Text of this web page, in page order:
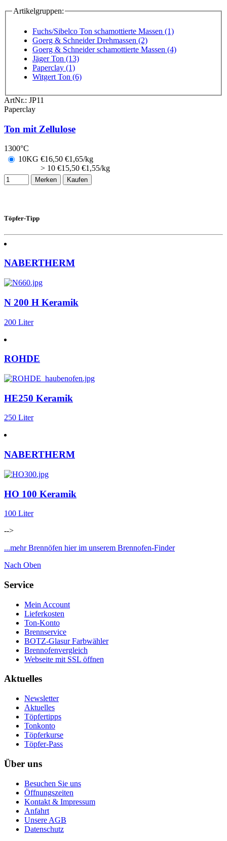
Artikelgruppen:
Fuchs/Sibelco Ton schamottierte Massen (1)
Goerg & Schneider Drehmassen (2)
Goerg & Schneider schamottierte Massen (4)
Jäger Ton (13)
Paperclay (1)
Witgert Ton (6)
ArtNr.: JP11
Paperclay
Ton mit Zellulose
1300°C
10KG €16,50 €1,65/kg
> 10 €15,50 €1,55/kg
Merken Kaufen
Töpfer-Tipp
NABERTHERM
N 200 H Keramik
200 Liter
ROHDE
HE250 Keramik
250 Liter
NABERTHERM
HO 100 Keramik
100 Liter
-->
...mehr Brennöfen hier im unserem Brennofen-Finder
Nach Oben
Service
Mein Account
Lieferkosten
Ton-Konto
Brennservice
BOTZ-Glasur Farbwähler
Brennofenvergleich
Webseite mit SSL öffnen
Aktuelles
Newsletter
Aktuelles
Töpfertipps
Tonkonto
Töpferkurse
Töpfer-Pass
Über uns
Besuchen Sie uns
Öffnungszeiten
Kontakt & Impressum
Anfahrt
Unsere AGB
Datenschutz